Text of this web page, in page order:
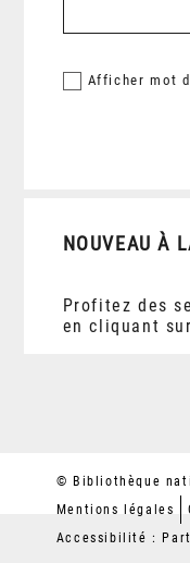
Afficher mot
NOUVEAU À
Profitez des
en cliquant sur
© Bibliothèque
Mentions légales
Accessibilité :